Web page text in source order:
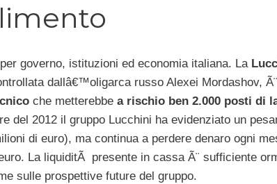
governo, istituzioni ed economia italiana. La
dallâ€™oligarca russo Alexei Mordashov,
che metterebbe a rischio ben 2.000 posti di
del 2012 il gruppo Lucchini ha evidenziato un
di euro), ma continua a perdere denaro ogni
La liquiditÃ presente in cassa Ã¨ sufficiente
sulle prospettive future del gruppo.